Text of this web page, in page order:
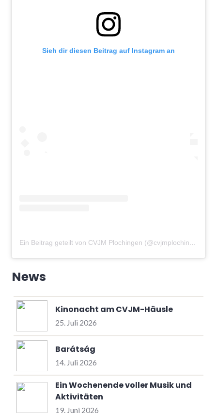
Sieh dir diesen Beitrag auf Instagram an
Ein Beitrag geteilt von CVJM Plochingen (@cvjmplochingen)
News
Kinonacht am CVJM-Häusle
25. Juli 2026
Barátság
14. Juli 2026
Ein Wochenende voller Musik und
Aktivitäten
19. Juni 2026